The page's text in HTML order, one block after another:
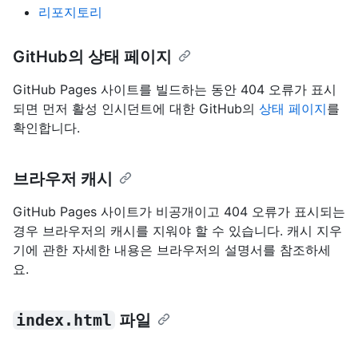
리포지토리
GitHub의 상태 페이지
GitHub Pages 사이트를 빌드하는 동안 404 오류가 표시
되면 먼저 활성 인시던트에 대한 GitHub의 상태 페이지를
확인합니다.
브라우저 캐시
GitHub Pages 사이트가 비공개이고 404 오류가 표시되는
경우 브라우저의 캐시를 지워야 할 수 있습니다. 캐시 지우
기에 관한 자세한 내용은 브라우저의 설명서를 참조하세
요.
index.html 파일